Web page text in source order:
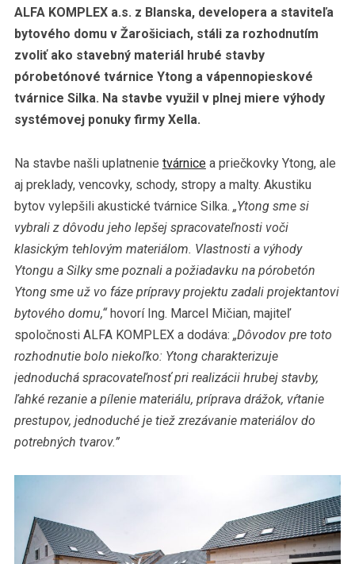
ALFA KOMPLEX a.s. z Blanska, developera a staviteľa
bytového domu v Žarošiciach, stáli za rozhodnutím
zvoliť ako stavebný materiál hrubé stavby
pórobetónové tvárnice Ytong a vápennopieskové
tvárnice Silka. Na stavbe využil v plnej miere výhody
systémovej ponuky firmy Xella.
Na stavbe našli uplatnenie tvárnicea priečkovky Ytong, ale
aj preklady, vencovky, schody, stropy a malty. Akustiku
bytov vylepšili akustické tvárnice Silka. „Ytong sme si
vybrali z dôvodu jeho lepšej spracovateľnosti voči
klasickým tehlovým materiálom. Vlastnosti a výhody
Ytongu a Silky sme poznali a požiadavku na pórobetón
Ytong sme už vo fáze prípravy projektu zadali projektantovi
bytového domu,“hovorí Ing. Marcel Mičian, majiteľ
spoločnosti ALFA KOMPLEX a dodáva: „Dôvodov pre toto
rozhodnutie bolo niekoľko: Ytong charakterizuje
jednoduchá spracovateľnosť pri realizácii hrubej stavby,
ľahké rezanie a pílenie materiálu, príprava drážok, vŕtanie
prestupov, jednoduché je tiež zrezávanie materiálov do
potrebných tvarov.”